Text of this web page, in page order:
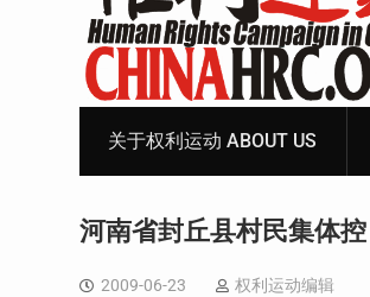
关于权利运动 ABOUT US
河南省封丘县村民集体
2009-06-23 权利运动编辑